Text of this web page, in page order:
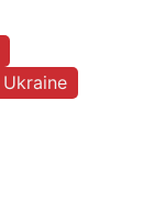
Ukraine